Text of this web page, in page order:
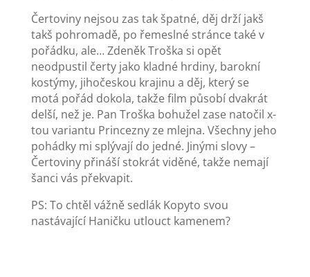
Čertoviny nejsou zas tak špatné, děj drží jakš
takš pohromadě, po řemeslné stránce také v
pořádku, ale… Zdeněk Troška si opět
neodpustil čerty jako kladné hrdiny, barokní
kostýmy, jihočeskou krajinu a děj, který se
motá pořád dokola, takže film působí dvakrát
delší, než je. Pan Troška bohužel zase natočil x-
tou variantu Princezny ze mlejna. Všechny jeho
pohádky mi splývají do jedné. Jinými slovy –
Čertoviny přináší stokrát viděné, takže nemají
šanci vás překvapit.
PS: To chtěl vážně sedlák Kopyto svou
nastávající Haničku utlouct kamenem?